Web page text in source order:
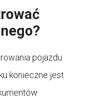
pojazdu
konieczne jest